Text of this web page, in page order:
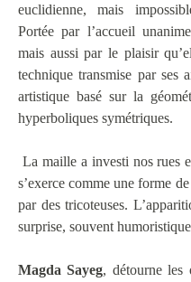
euclidienne, mais
Portée par l’accueil
mais aussi par le plaisir
technique transmise par ses
artistique basé sur la
hyperboliques symétriques.
La maille a investi nos rues
s’exerce comme une forme
par des tricoteuses.
surprise, souvent
Magda Sayeg, détourne les